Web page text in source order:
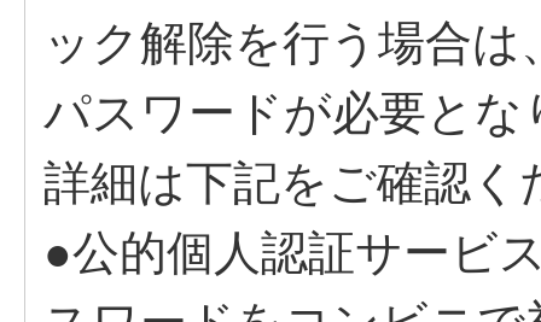
ック解除を行う場合
パスワードが必要とな
詳細は下記をご確認く
●公的個人認証サービ